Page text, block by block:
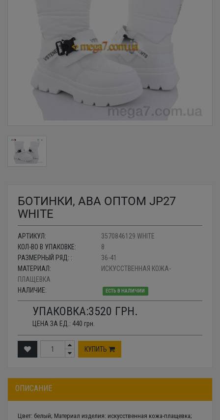
БОТИНКИ, ABA ОПТОМ JP27
WHITE
АРТИКУЛ:
3570846129 WHITE
КОЛ-ВО В УПАКОВКЕ:
8
РАЗМЕРНЫЙ РЯД: :
36-41
МАТЕРИАЛ:
ИСКУССТВЕННАЯ КОЖА-
ПЛАЩЕВКА
НАЛИЧИЕ:
ЕСТЬ В НАЛИЧИИ
УПАКОВКА:3520 ГРН.
ЦЕНА ЗА ЕД.: 440 грн.
КУПИТЬ
ОПИСАНИЕ
Цвет: белый; Материал изделия: искусственная кожа-плащевка;